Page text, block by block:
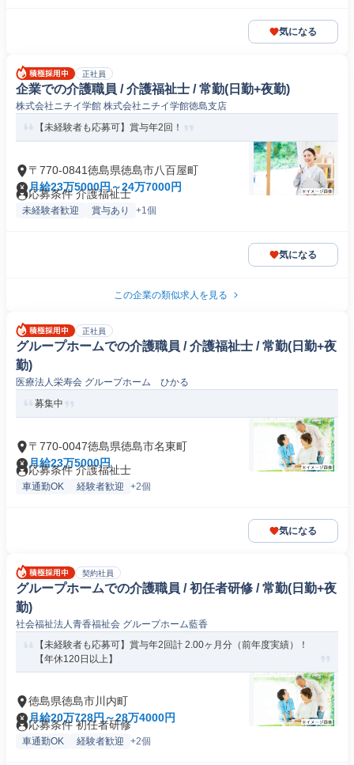
気になる
正社員
企業での介護職員 / 介護福祉士 / 常勤(日勤+夜勤)
株式会社ニチイ学館 株式会社ニチイ学館徳島支店
【未経験者も応募可】賞与年2回！
〒770-0841徳島県徳島市八百屋町
月給23万5000円～24万7000円
応募条件 介護福祉士
未経験者歓迎 賞与あり +1個
気になる
この企業の類似求人を見る
正社員
グループホームでの介護職員 / 介護福祉士 / 常勤(日勤+夜
勤)
医療法人栄寿会 グループホーム ひかる
募集中
〒770-0047徳島県徳島市名東町
月給23万5000円
応募条件 介護福祉士
車通勤OK 経験者歓迎 +2個
気になる
契約社員
グループホームでの介護職員 / 初任者研修 / 常勤(日勤+夜
勤)
社会福祉法人青香福祉会 グループホーム藍香
【未経験者も応募可】賞与年2回計 2.00ヶ月分（前年度実績）！
【年休120日以上】
徳島県徳島市川内町
月給20万728円～28万4000円
応募条件 初任者研修
車通勤OK 経験者歓迎 +2個